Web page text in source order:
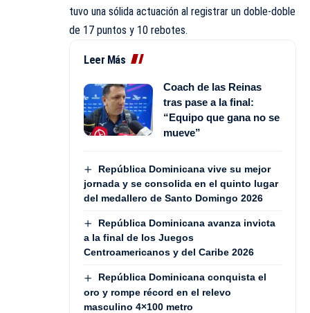
tuvo una sólida actuación al registrar un doble-doble
de 17 puntos y 10 rebotes.
Leer Más
Coach de las Reinas
tras pase a la final:
“Equipo que gana no se
mueve”
República Dominicana vive su mejor
jornada y se consolida en el quinto lugar
del medallero de Santo Domingo 2026
República Dominicana avanza invicta
a la final de los Juegos
Centroamericanos y del Caribe 2026
República Dominicana conquista el
oro y rompe récord en el relevo
masculino 4×100 metro